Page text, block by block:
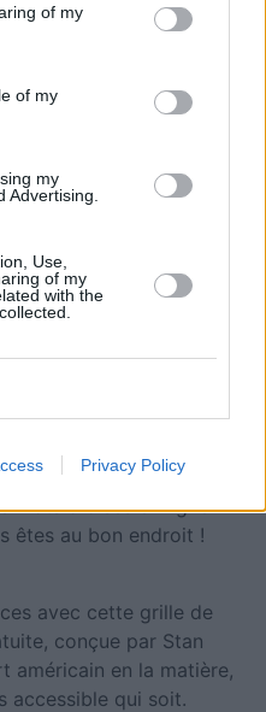
of my
of my
my
Advertising.
Use,
of my
with the
Privacy Policy
Description
mots croisés en ligne
êtes au bon endroit !
avec cette grille de
conçue par Stan
américain en la matière,
accessible qui soit.